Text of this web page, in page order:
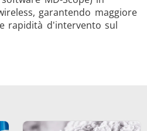
garantendo maggiore
rapidità d'intervento sul